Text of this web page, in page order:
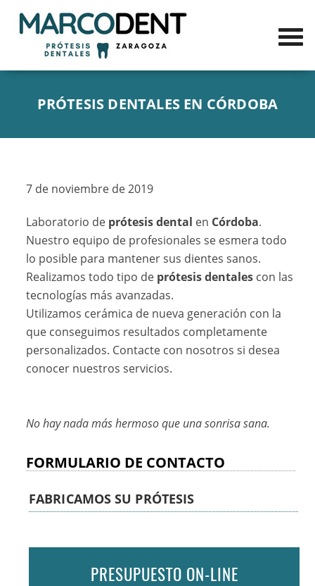
PRÓTESIS DENTALES EN CÓRDOBA
7 de noviembre de 2019
Laboratorio de prótesis dental en Córdoba.
Nuestro equipo de profesionales se esmera todo
lo posible para mantener sus dientes sanos.
Realizamos todo tipo de prótesis dentales con las
tecnologías más avanzadas.
Utilizamos cerámica de nueva generación con la
que conseguimos resultados completamente
personalizados. Contacte con nosotros si desea
conocer nuestros servicios.
No hay nada más hermoso que una sonrisa sana.
FORMULARIO DE CONTACTO
FABRICAMOS SU PRÓTESIS
PRESUPUESTO ON-LINE